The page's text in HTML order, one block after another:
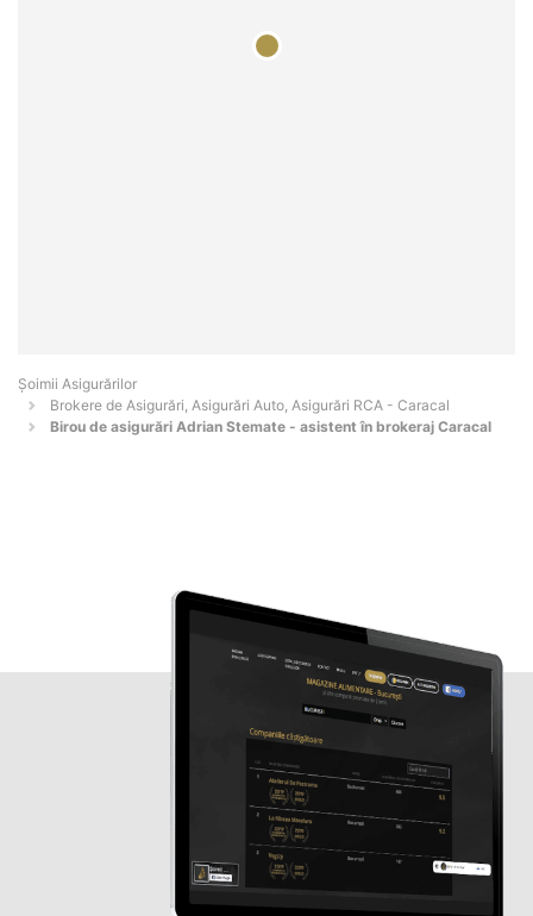
Șoimii Asigurărilor
Brokere de Asigurări, Asigurări Auto, Asigurări RCA - Caracal
Birou de asigurări Adrian Stemate - asistent în brokeraj Caracal